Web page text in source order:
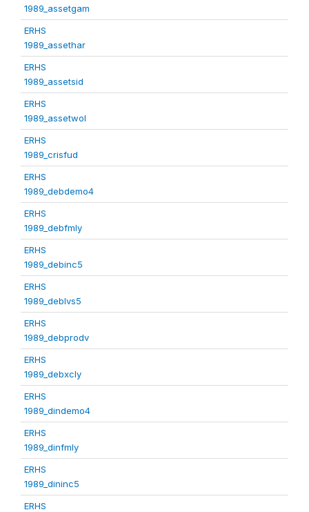
1989_assetgam
ERHS
1989_assethar
ERHS
1989_assetsid
ERHS
1989_assetwol
ERHS
1989_crisfud
ERHS
1989_debdemo4
ERHS
1989_debfmly
ERHS
1989_debinc5
ERHS
1989_deblvs5
ERHS
1989_debprodv
ERHS
1989_debxcly
ERHS
1989_dindemo4
ERHS
1989_dinfmly
ERHS
1989_dininc5
ERHS